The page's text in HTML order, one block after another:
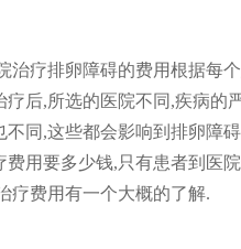
治疗排卵障碍的费用根据每
疗后,所选的医院不同,疾病的
不同,这些都会影响到排卵障
费用要多少钱,只有患者到医
疗费用有一个大概的了解.